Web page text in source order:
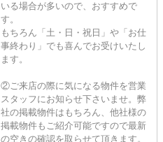
いる場合が多いので、おすすめで
す。
もちろん「土・日・祝日」や「お仕
事終わり」でも喜んでお受けいたし
ます。
②ご来店の際に気になる物件を営業
スタッフにお知らせ下さいませ。弊
社の掲載物件はもちろん、他社様の
掲載物件もご紹介可能ですので最新
の空きの確認を取らせて頂きます。